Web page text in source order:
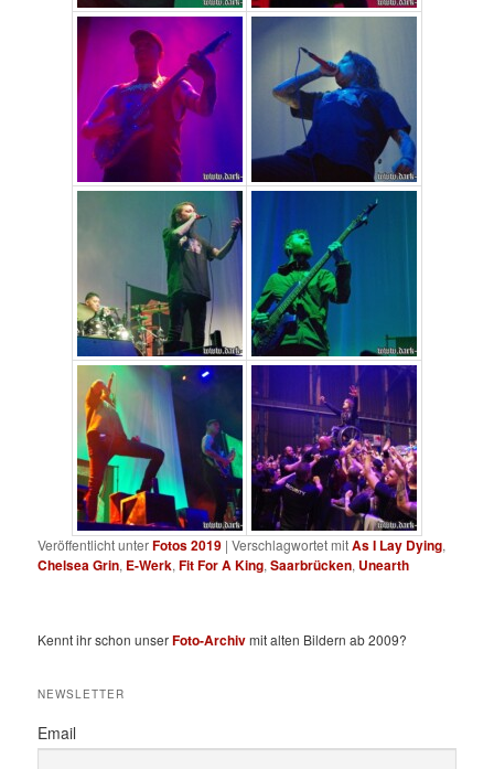
Veröffentlicht unterFotos 2019 |Verschlagwortet mitAs I Lay Dying,
Chelsea Grin, E-Werk,Fit For A King,Saarbrücken, Unearth
Kennt ihr schon unserFoto-Archivmit alten Bildern ab 2009?
NEWSLETTER
Email